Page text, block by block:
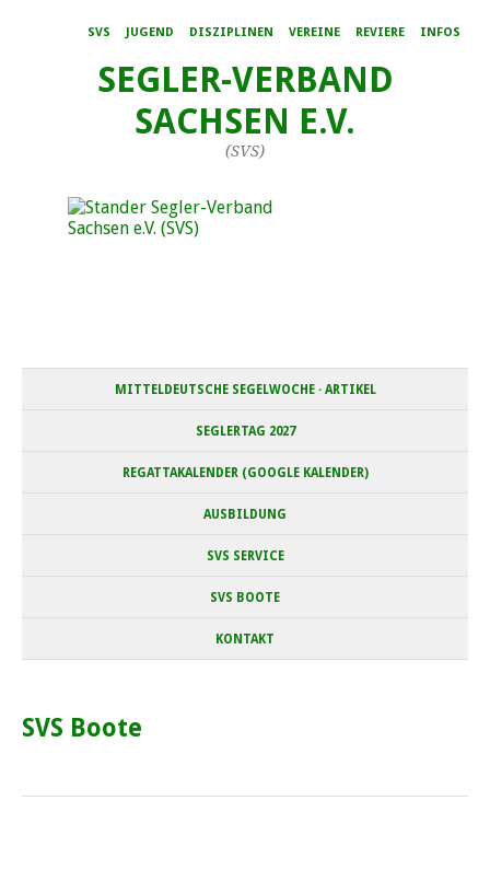
SVS JUGEND DISZIPLINEN VEREINE REVIERE INFOS
SEGLER-VERBAND
SACHSEN E.V.
(SVS)
MITTELDEUTSCHE SEGELWOCHE · ARTIKEL
SEGLERTAG 2027
REGATTAKALENDER (GOOGLE KALENDER)
AUSBILDUNG
SVS SERVICE
SVS BOOTE
KONTAKT
SVS Boote